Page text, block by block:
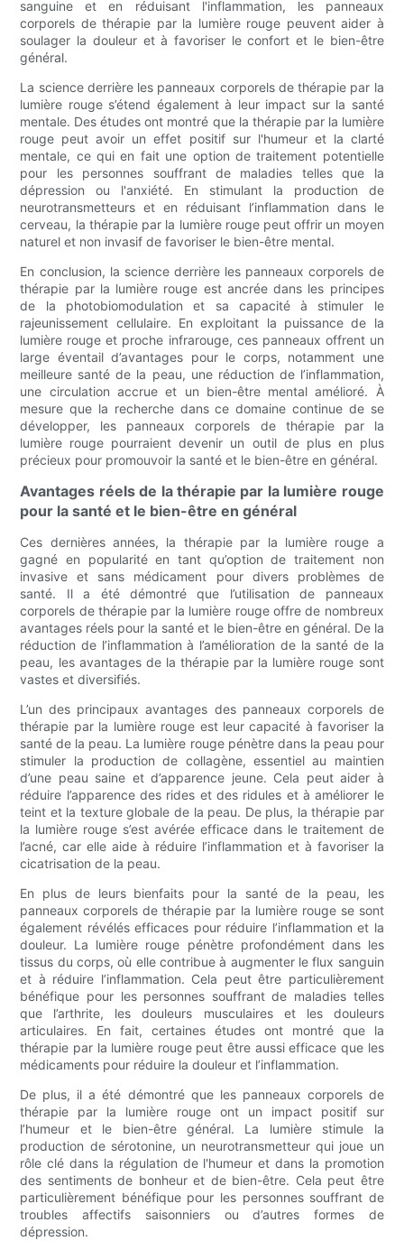
sanguine et en réduisant l'inflammation, les panneaux
corporels de thérapie par la lumière rouge peuvent aider à
soulager la douleur et à favoriser le confort et le bien-être
général.
La science derrière les panneaux corporels de thérapie par la
lumière rouge s’étend également à leur impact sur la santé
mentale. Des études ont montré que la thérapie par la lumière
rouge peut avoir un effet positif sur l'humeur et la clarté
mentale, ce qui en fait une option de traitement potentielle
pour les personnes souffrant de maladies telles que la
dépression ou l'anxiété. En stimulant la production de
neurotransmetteurs et en réduisant l’inflammation dans le
cerveau, la thérapie par la lumière rouge peut offrir un moyen
naturel et non invasif de favoriser le bien-être mental.
En conclusion, la science derrière les panneaux corporels de
thérapie par la lumière rouge est ancrée dans les principes
de la photobiomodulation et sa capacité à stimuler le
rajeunissement cellulaire. En exploitant la puissance de la
lumière rouge et proche infrarouge, ces panneaux offrent un
large éventail d’avantages pour le corps, notamment une
meilleure santé de la peau, une réduction de l’inflammation,
une circulation accrue et un bien-être mental amélioré. À
mesure que la recherche dans ce domaine continue de se
développer, les panneaux corporels de thérapie par la
lumière rouge pourraient devenir un outil de plus en plus
précieux pour promouvoir la santé et le bien-être en général.
Avantages réels de la thérapie par la lumière rouge
pour la santé et le bien-être en général
Ces dernières années, la thérapie par la lumière rouge a
gagné en popularité en tant qu’option de traitement non
invasive et sans médicament pour divers problèmes de
santé. Il a été démontré que l’utilisation de panneaux
corporels de thérapie par la lumière rouge offre de nombreux
avantages réels pour la santé et le bien-être en général. De la
réduction de l’inflammation à l’amélioration de la santé de la
peau, les avantages de la thérapie par la lumière rouge sont
vastes et diversifiés.
L’un des principaux avantages des panneaux corporels de
thérapie par la lumière rouge est leur capacité à favoriser la
santé de la peau. La lumière rouge pénètre dans la peau pour
stimuler la production de collagène, essentiel au maintien
d’une peau saine et d’apparence jeune. Cela peut aider à
réduire l’apparence des rides et des ridules et à améliorer le
teint et la texture globale de la peau. De plus, la thérapie par
la lumière rouge s’est avérée efficace dans le traitement de
l’acné, car elle aide à réduire l’inflammation et à favoriser la
cicatrisation de la peau.
En plus de leurs bienfaits pour la santé de la peau, les
panneaux corporels de thérapie par la lumière rouge se sont
également révélés efficaces pour réduire l’inflammation et la
douleur. La lumière rouge pénètre profondément dans les
tissus du corps, où elle contribue à augmenter le flux sanguin
et à réduire l’inflammation. Cela peut être particulièrement
bénéfique pour les personnes souffrant de maladies telles
que l’arthrite, les douleurs musculaires et les douleurs
articulaires. En fait, certaines études ont montré que la
thérapie par la lumière rouge peut être aussi efficace que les
médicaments pour réduire la douleur et l’inflammation.
De plus, il a été démontré que les panneaux corporels de
thérapie par la lumière rouge ont un impact positif sur
l’humeur et le bien-être général. La lumière stimule la
production de sérotonine, un neurotransmetteur qui joue un
rôle clé dans la régulation de l'humeur et dans la promotion
des sentiments de bonheur et de bien-être. Cela peut être
particulièrement bénéfique pour les personnes souffrant de
troubles affectifs saisonniers ou d’autres formes de
dépression.